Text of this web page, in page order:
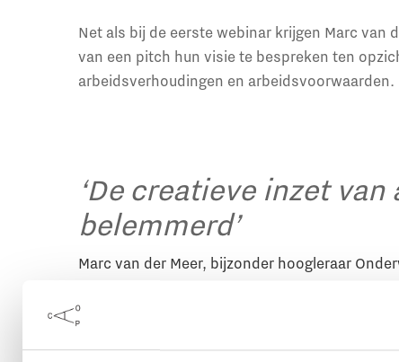
Net als bij de eerste webinar krijgen Marc van
van een pitch hun visie te bespreken ten
arbeidsverhoudingen en arbeidsvoorwaarden.
‘De creatieve inzet
belemmerd’
Marc van der Meer, bijzonder hoogleraar
Marc van der Meer opent zijn pitch met de